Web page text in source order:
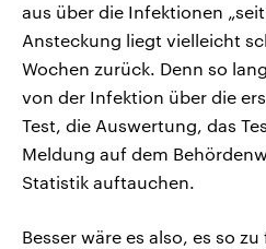
aus über die Infektionen
Ansteckung liegt vielleicht
Wochen zurück. Denn so
von der Infektion über die
Test, die Auswertung, das
Meldung auf dem
Statistik auftauchen.
Besser wäre es also, es so